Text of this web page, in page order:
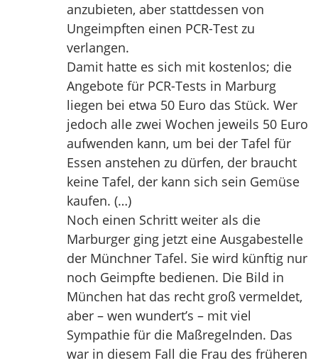
anzubieten, aber stattdessen von
Ungeimpften einen PCR-Test zu
verlangen.
Damit hatte es sich mit kostenlos; die
Angebote für PCR-Tests in Marburg
liegen bei etwa 50 Euro das Stück. Wer
jedoch alle zwei Wochen jeweils 50 Euro
aufwenden kann, um bei der Tafel für
Essen anstehen zu dürfen, der braucht
keine Tafel, der kann sich sein Gemüse
kaufen. (…)
Noch einen Schritt weiter als die
Marburger ging jetzt eine Ausgabestelle
der Münchner Tafel. Sie wird künftig nur
noch Geimpfte bedienen. Die Bild in
München hat das recht groß vermeldet,
aber – wen wundert’s – mit viel
Sympathie für die Maßregelnden. Das
war in diesem Fall die Frau des früheren